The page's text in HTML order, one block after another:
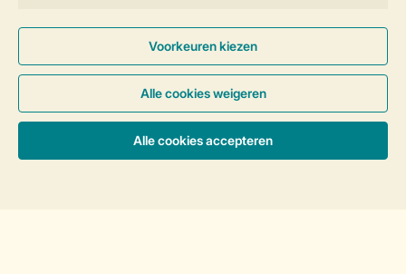
privacy